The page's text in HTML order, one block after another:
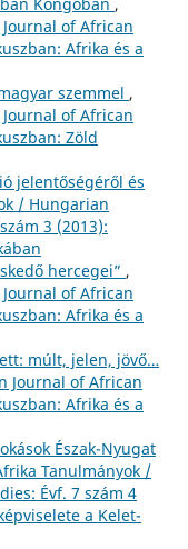
of African
Afrika és a
szemmel ,
of African
Zöld
jelentőségéről és
/ Hungarian
3 (2013):
hercegei” ,
of African
Afrika és a
múlt, jelen, jövő…
Journal of African
Afrika és a
Észak-Nyugat
Tanulmányok /
Évf. 7 szám 4
a Kelet-